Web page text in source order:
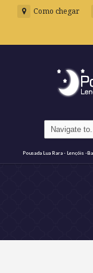
Como chegar
Pousada Lua Rara - Lençóis -